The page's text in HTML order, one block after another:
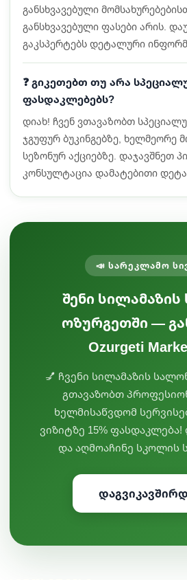
განსხვავებული
განსხვავებული ფასები არის.
გაკსპერტებს დეტალური
❓ გიკეთებთ თუ არა
ფასდაკლებებს?
დიახ! ჩვენ ვთავაზობთ
ჯგუფურ ბუკინგებზე, ხელმეორე
სეზონურ აქციებზე. დაჯავშნეთ
კონსულტაცია დამატებითი
📣 სარეკლამო
შენი
ოზურგეთში —
Ozurgeti
💅 ჩვენი სილამაზის
გთავაზობთ
ხელმისაწვდომ
ვიზიტზე 15%
და აღმოაჩინე სკოლის